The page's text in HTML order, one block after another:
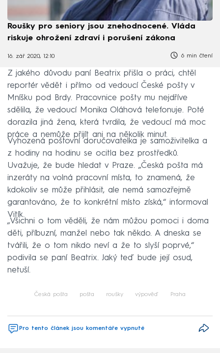
Roušky pro seniory jsou znehodnocené. Vláda
riskuje ohrožení zdraví i porušení zákona
16. zář 2020, 12:10 6 min čtení
Z jakého důvodu paní Beatrix přišla o práci, chtěl
reportér vědět i přímo od vedoucí České pošty v
Mníšku pod Brdy. Pracovnice pošty mu nejdříve
sdělila, že vedoucí Monika Oláhová telefonuje. Poté
dorazila jiná žena, která tvrdila, že vedoucí má moc
práce a nemůže přijít ani na několik minut.
Vyhozená poštovní doručovatelka je samoživitelka a
z hodiny na hodinu se ocitla bez prostředků.
Uvažuje, že bude hledat v Praze. „Česká pošta má
inzeráty na volná pracovní místa, to znamená, že
kdokoliv se může přihlásit, ale nemá samozřejmě
garantováno, že to konkrétní místo získá,“ informoval
Vitík.
„Všichni o tom věděli, že nám můžou pomoci i doma
děti, příbuzní, manžel nebo tak někdo. A dneska se
tvářili, že o tom nikdo neví a že to slyší poprvé,“
podivila se paní Beatrix. Jaký teď bude její osud,
netuší.
Česká pošta pošta roušky výpověď Praha
Pro tento článek jsou komentáře vypnuté